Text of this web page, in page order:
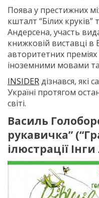
Поява у престижних
кшталт “Білих круків”
Андерсена, участь
книжковій виставці в
авторитетних преміях
іноземними мовами та
INSIDERдізнався, які
Україні протягом
світі.
Василь
рукавичка”
ілюстрації Інги